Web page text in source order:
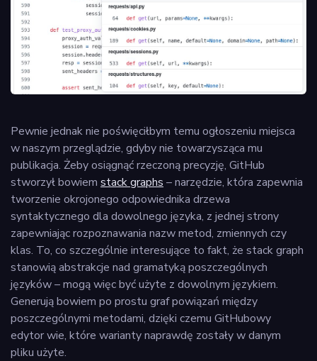
Pewnie jednak nie poświęciłbym temu ogłoszeniu miejsca
w naszym przeglądzie, gdyby nie towarzysząca mu
publikacja. Żeby osiągnąć rzeczoną precyzję, GitHub
stworzył bowiem stack graphs – narzędzie, która zapewnia
tworzenie okrojonego odpowiednika drzewa
syntaktycznego dla dowolnego języka, z jednej strony
zapewniając rozpoznawania nazw metod, zmiennych czy
klas. To, co szczególnie interesujące to fakt, że stack graph
stanowią abstrakcje nad gramatyką poszczególnych
języków – mogą więc być użyte z dowolnym językiem.
Generują bowiem po prostu graf powiązań między
poszczególnymi metodami, dzięki czemu GitHubowy
edytor wie, które warianty naprawdę zostały w danym
pliku użyte.